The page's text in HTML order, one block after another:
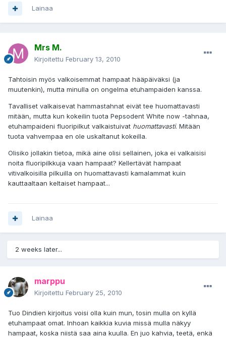
Lainaa
Mrs M.
Kirjoitettu February 13, 2010
Tahtoisin myös valkoisemmat hampaat hääpäiväksi (ja
muutenkin), mutta minulla on ongelma etuhampaiden kanssa.
Tavalliset valkaisevat hammastahnat eivät tee huomattavasti
mitään, mutta kun kokeilin tuota Pepsodent White now -tahnaa,
etuhampaideni fluoripilkut valkaistuivat huomattavasti. Mitään
tuota vahvempaa en ole uskaltanut kokeilla.
Olisiko jollakin tietoa, mikä aine olisi sellainen, joka ei valkaisisi
noita fluoripilkkuja vaan hampaat? Kellertävät hampaat
vitivalkoisilla pilkuilla on huomattavasti kamalammat kuin
kauttaaltaan keltaiset hampaat...
Lainaa
2 weeks later...
marppu
Kirjoitettu February 25, 2010
Tuo Dindien kirjoitus voisi olla kuin mun, tosin mulla on kyllä
etuhampaat omat. Inhoan kaikkia kuvia missä mulla näkyy
hampaat, koska niistä saa aina kuulla. En juo kahvia, teetä, enkä